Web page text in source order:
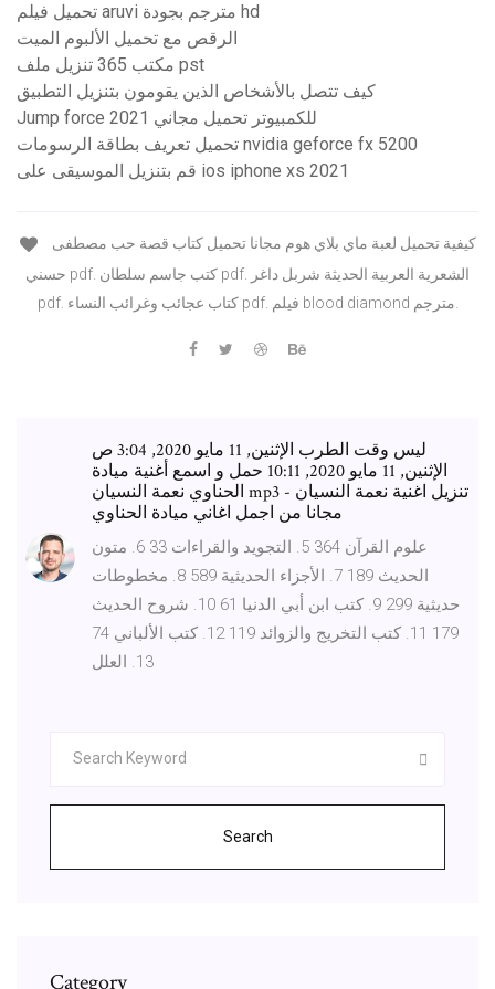
تحميل فيلم aruvi مترجم بجودة hd
الرقص مع تحميل الألبوم الميت
مكتب 365 تنزيل ملف pst
كيف تتصل بالأشخاص الذين يقومون بتنزيل التطبيق
Jump force للكمبيوتر تحميل مجاني 2021
تحميل تعريف بطاقة الرسومات nvidia geforce fx 5200
قم بتنزيل الموسيقى على ios iphone xs 2021
حسني pdf. كتب جاسم سلطان pdf. الشعرية العربية الحديثة شربل داغر
ليس وقت الطرب الإثنين, 11 مايو 2020, 3:04 ص
الإثنين, 11 مايو 2020, 10:11 حمل و اسمع أغنية ميادة
الحناوي نعمة النسيان mp3 - تنزيل اغنية نعمة النسيان
مجانا من اجمل اغاني ميادة الحناوي
علوم القرآن 364 5. التجويد والقراءات 33 6. متون
الحديث 189 7. الأجزاء الحديثية 589 8. مخطوطات
حديثية 299 9. كتب ابن أبي الدنيا 61 10. شروح الحديث
179 11. كتب التخريج والزوائد 119 12. كتب الألباني 74
13. العلل
Search
Category